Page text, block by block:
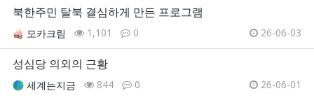
북한주민 탈북 결심하게 만든 프로그램
모카크림 1,101 0 26-06-03
성심당 의외의 근황
세계는지금 844 0 26-06-01